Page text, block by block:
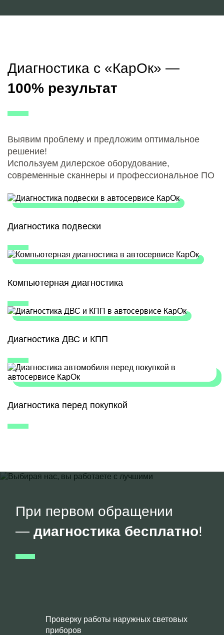
Диагностика с «КарОк» —
100% результат
Выявим проблему и предложим оптимальное
решение!
Используем дилерское оборудование,
современные сканнеры и профессиональное ПО
Диагностика подвески
Компьютерная диагностика
Диагностика ДВС и КПП
Диагностика перед покупкой
При первом обращении
— диагностика бесплатно!
Проверку работы наружных световых
приборов